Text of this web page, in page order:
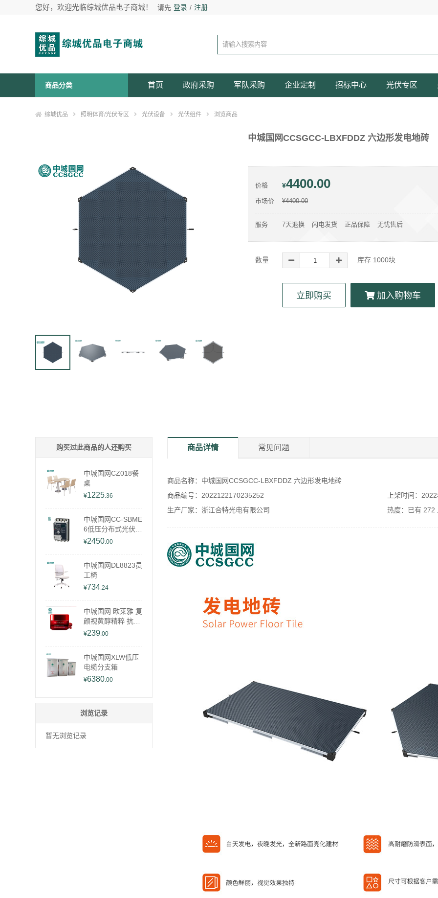
您好，欢迎光临综城优品电子商城！ 请先 登录 / 注册
商品分类 首页 政府采购 军队采购 企业定制 招标中心 光伏专区
综城优品 照明体育/光伏专区 光伏设备 光伏组件 浏览商品
中城国网CCSGCC-LBXFDDZ 六边形发电地砖
价格 ¥4400.00
市场价 ¥4400.00
服务 7天退换 闪电发货 正品保障 无忧售后
数量 库存 1000块
立即购买 加入购物车
商品详情 常见问题
商品名称：中城国网CCSGCC-LBXFDDZ 六边形发电地砖
商品编号：2022122170235252
上架时间：
生产厂家：浙江合特光电有限公司
热度：已有 272
购买过此商品的人还购买
中城国网CZ018餐
桌
¥1225 .36
中城国网CC-SBME
6低压分布式光伏开
关
¥2450 .00
中城国网DL8823员
工椅
¥734 .24
中城国网 欧莱雅 复
颜视黄醇精粹 抗皱
晚霜 50ml
¥239 .00
中城国网XLW低压
电缆分支箱
¥6380 .00
浏览记录
暂无浏览记录